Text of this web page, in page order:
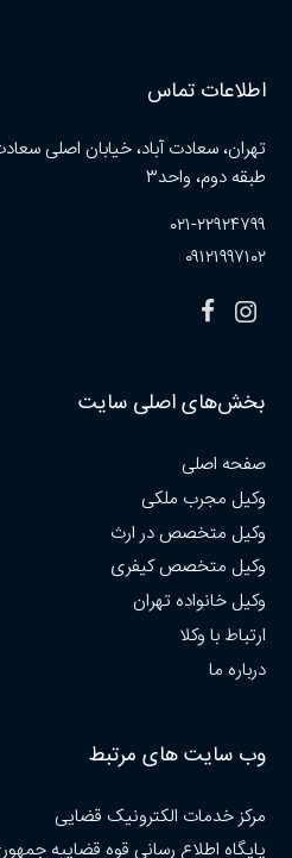
اطلاعات تماس
طبقه دوم، واحد۳
۰۲۱-۲۲۹۲۴۷۹۹
۰۹۱۲۱۹۹۷۱۰۲
بخش‌های اصلی سایت
صفحه اصلی
وکیل مجرب ملکی
وکیل متخصص در ارث
وکیل متخصص کیفری
وکیل خانواده تهران
ارتباط با وکلا
درباره ما
وب سایت های مرتبط
مرکز خدمات الکترونیک قضایی
پایگاه اطلاع رسانی قوه قضاییه